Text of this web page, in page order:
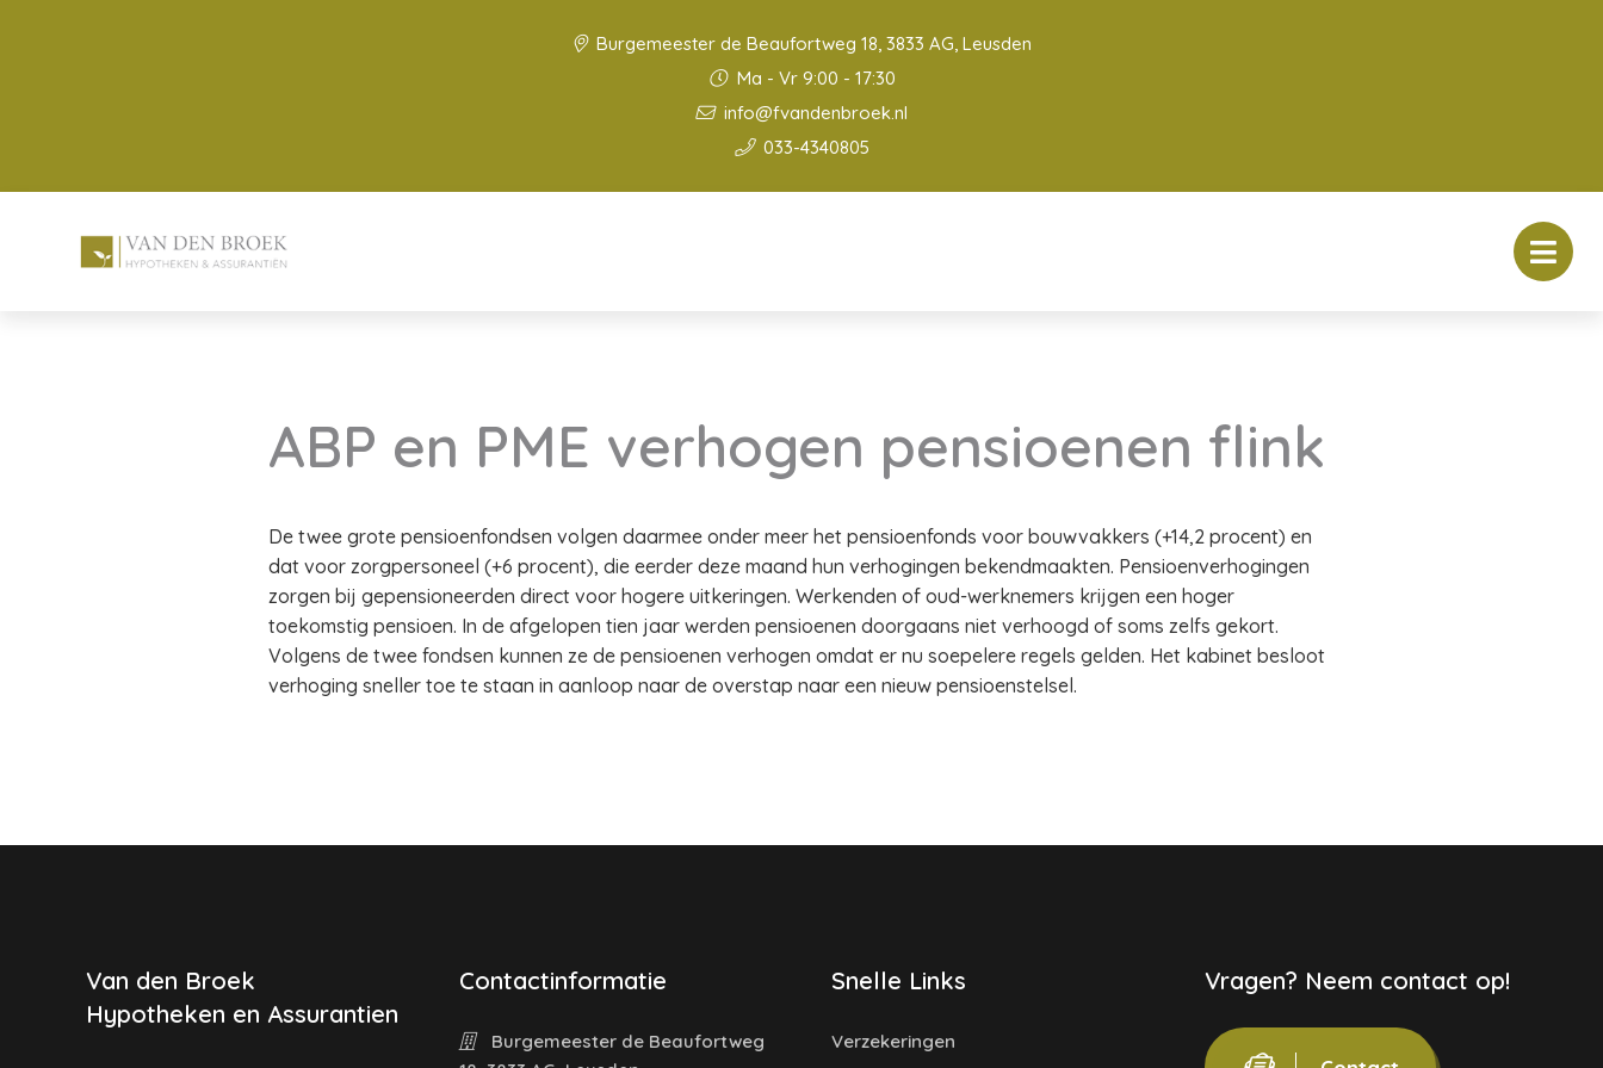
Burgemeester de Beaufortweg 18, 3833 AG, Leusden
Ma - Vr 9:00 - 17:30
info@fvandenbroek.nl
033-4340805
ABP en PME verhogen pensioenen flink
De twee grote pensioenfondsen volgen daarmee onder meer het pensioenfonds voor bouwvakkers (+14,2 procent) en
dat voor zorgpersoneel (+6 procent), die eerder deze maand hun verhogingen bekendmaakten. Pensioenverhogingen
zorgen bij gepensioneerden direct voor hogere uitkeringen. Werkenden of oud-werknemers krijgen een hoger
toekomstig pensioen. In de afgelopen tien jaar werden pensioenen doorgaans niet verhoogd of soms zelfs gekort.
Volgens de twee fondsen kunnen ze de pensioenen verhogen omdat er nu soepelere regels gelden. Het kabinet besloot
verhoging sneller toe te staan in aanloop naar de overstap naar een nieuw pensioenstelsel.
Van den Broek
Hypotheken en Assurantien
Contactinformatie
Burgemeester de Beaufortweg
Snelle Links
Verzekeringen
Vragen? Neem contact op!